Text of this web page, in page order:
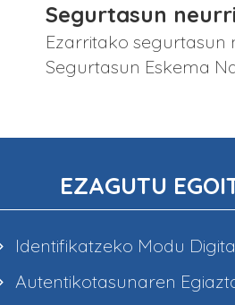
Segurtasun
Ezarritako
Segurtasun Eskema
EZAGUTU
Identifikatzeko Modu
Autentikotasunaren